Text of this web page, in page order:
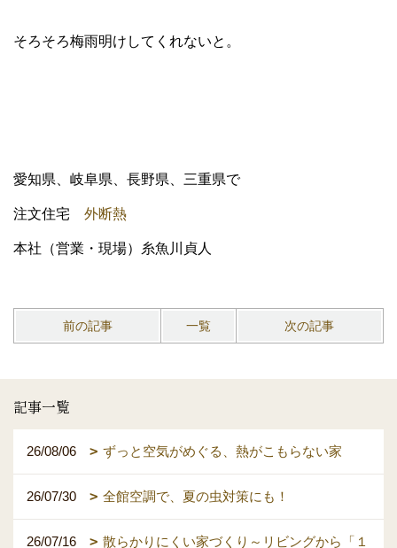
そろそろ梅雨明けしてくれないと。
愛知県、岐阜県、長野県、三重県で
注文住宅 外断熱
本社（営業・現場）糸魚川貞人
前の記事 一覧 次の記事
記事一覧
26/08/06 ずっと空気がめぐる、熱がこもらない家
26/07/30 全館空調で、夏の虫対策にも！
26/07/16
散らかりにくい家づくり～リビングから「１